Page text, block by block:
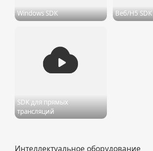
Windows SDK Веб/H5 SDK
SDK для прямых
трансляций
Интеллектуальное оборудование